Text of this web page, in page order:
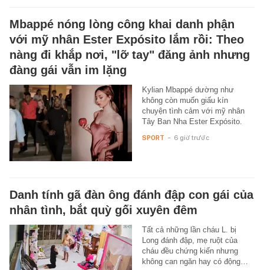
Mbappé nóng lòng công khai danh phận
với mỹ nhân Ester Expósito lắm rồi: Theo
nàng đi khắp nơi, "lỡ tay" đăng ảnh nhưng
đàng gái vẫn im lặng
Kylian Mbappé dường như
không còn muốn giấu kín
chuyện tình cảm với mỹ nhân
Tây Ban Nha Ester Expósito.
SPORT - 6 giờ trước
Danh tính gã đàn ông đánh đập con gái của
nhân tình, bắt quỳ gối xuyên đêm
Tất cả những lần cháu L. bị
Long đánh đập, mẹ ruột của
cháu đều chứng kiến nhưng
không can ngăn hay có động…